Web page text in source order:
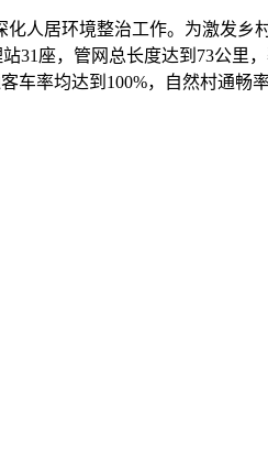
人居环境整治工作。为激发
31座，管网总长度达到73公里
率均达到100%，自然村通畅